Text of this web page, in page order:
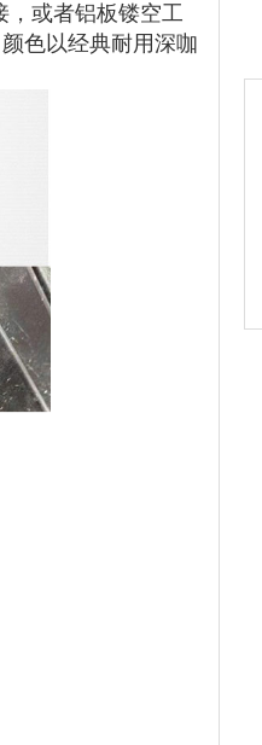
，或者铝板镂空工
色以经典耐用深咖